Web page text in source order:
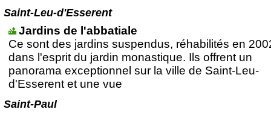
Saint-Leu-d'Esserent
Jardins de l'abbatiale
Ce sont des jardins suspendus, réhabilités en
dans l'esprit du jardin monastique. Ils offrent un
panorama exceptionnel sur la ville de Saint-Leu-
d'Esserent et une vue
Saint-Paul